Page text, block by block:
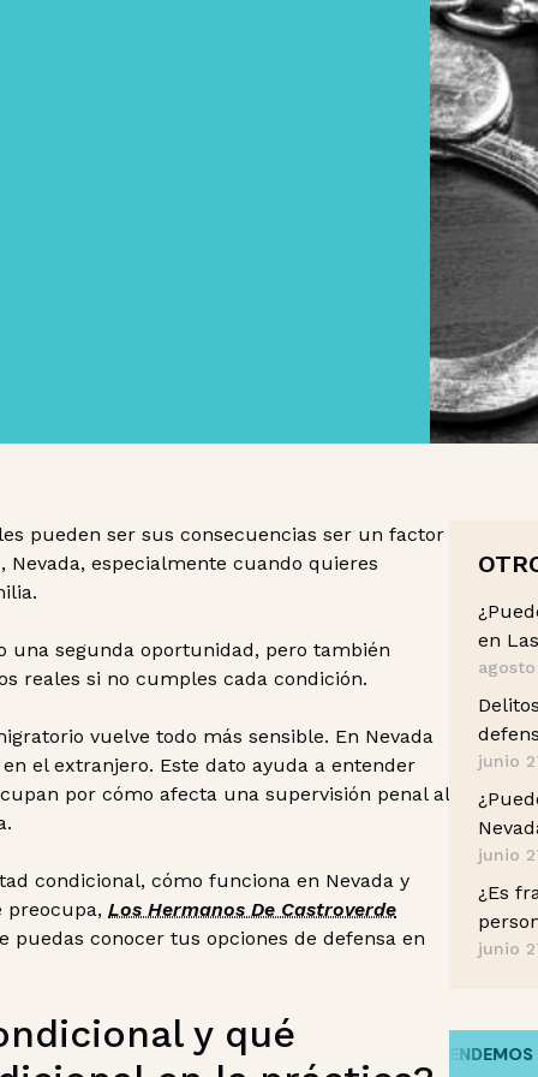
pueden ser sus consecuencias ser un factor
Nevada, especialmente cuando quieres
una segunda oportunidad, pero también
reales si no cumples cada condición.
vuelve todo más sensible. En Nevada
el extranjero. Este dato ayuda a entender
por cómo afecta una supervisión penal al
condicional, cómo funciona en Nevada y
preocupa, Los Hermanos De Castroverde
puedas conocer tus opciones de defensa en
y qué
en
junio
junio
¿Es
junio
HABLAMOS TU IDIOMA ENTENDEMOS TU